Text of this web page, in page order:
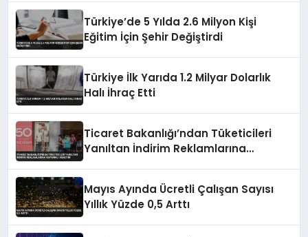
Türkiye’de 5 Yılda 2.6 Milyon Kişi
Eğitim İçin Şehir Değiştirdi
Türkiye İlk Yarıda 1.2 Milyar Dolarlık
Halı İhraç Etti
Ticaret Bakanlığı’ndan Tüketicileri
Yanıltan İndirim Reklamlarına
Mayıs Ayında Ücretli Çalışan Sayısı
Yıllık Yüzde 0,5 Arttı